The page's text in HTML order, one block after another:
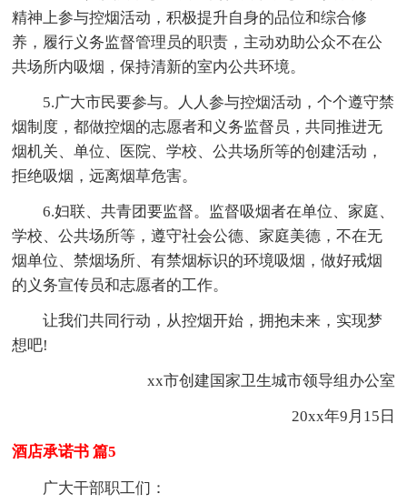
精神上参与控烟活动，积极提升自身的品位和综合修
养，履行义务监督管理员的职责，主动劝助公众不在公
共场所内吸烟，保持清新的室内公共环境。
5.广大市民要参与。人人参与控烟活动，个个遵守禁
烟制度，都做控烟的志愿者和义务监督员，共同推进无
烟机关、单位、医院、学校、公共场所等的创建活动，
拒绝吸烟，远离烟草危害。
6.妇联、共青团要监督。监督吸烟者在单位、家庭、
学校、公共场所等，遵守社会公德、家庭美德，不在无
烟单位、禁烟场所、有禁烟标识的环境吸烟，做好戒烟
的义务宣传员和志愿者的工作。
让我们共同行动，从控烟开始，拥抱未来，实现梦
想吧!
xx市创建国家卫生城市领导组办公室
20xx年9月15日
酒店承诺书 篇5
广大干部职工们：